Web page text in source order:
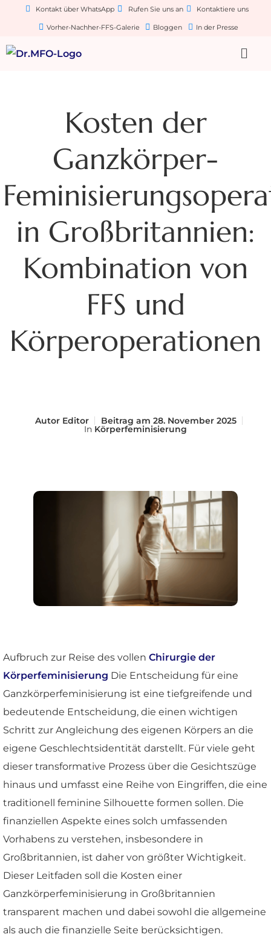
Kontakt über WhatsApp Rufen Sie uns an Kontaktiere uns
Vorher-Nachher-FFS-Galerie Bloggen In der Presse
Kosten der
Ganzkörper-
in Großbritannien:
Kombination von
FFS und
Körperoperationen
AutorEditor Beitrag am 28. November 2025
In Körperfeminisierung
Aufbruch zur Reise des vollen Chirurgie der
Körperfeminisierung Die Entscheidung für eine
Ganzkörperfeminisierung ist eine tiefgreifende und
bedeutende Entscheidung, die einen wichtigen
Schritt zur Angleichung des eigenen Körpers an die
eigene Geschlechtsidentität darstellt. Für viele geht
dieser transformative Prozess über die Gesichtszüge
hinaus und umfasst eine Reihe von Eingriffen, die eine
traditionell feminine Silhouette formen sollen. Die
finanziellen Aspekte eines solch umfassenden
Vorhabens zu verstehen, insbesondere in
Großbritannien, ist daher von größter Wichtigkeit.
Dieser Leitfaden soll die Kosten einer
Ganzkörperfeminisierung in Großbritannien
transparent machen und dabei sowohl die allgemeine
als auch die finanzielle Seite berücksichtigen.